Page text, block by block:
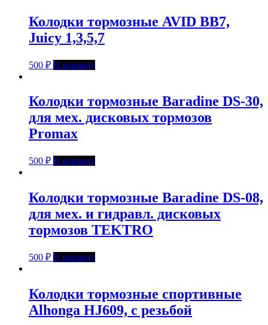
Колодки тормозные AVID BB7,
Juicy 1,3,5,7
500 ₽ В корзину
Колодки тормозные Baradine DS-30,
для мех. дисковых тормозов
Promax
500 ₽ В корзину
Колодки тормозные Baradine DS-08,
для мех. и гидравл. дисковых
тормозов TEKTRO
500 ₽ В корзину
Колодки тормозные спортивные
Alhonga HJ609, с резьбой